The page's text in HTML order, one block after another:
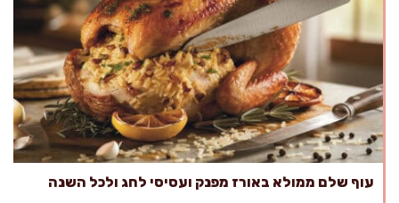
עוף שלם ממולא באורז מפנק ועסיסי לחג ולכל השנה